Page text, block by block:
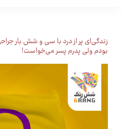
زندگی‌ای پر از درد با سی و شش بار
بودم ولی پدرم پسر می‌خواست!